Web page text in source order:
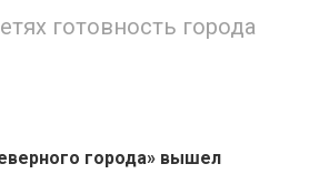
готовность города
города» вышел